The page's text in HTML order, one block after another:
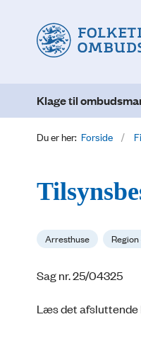
Klage til
Du er her: Forside
Arresthuse
Sag nr. 25/04325
Læs det afsluttende